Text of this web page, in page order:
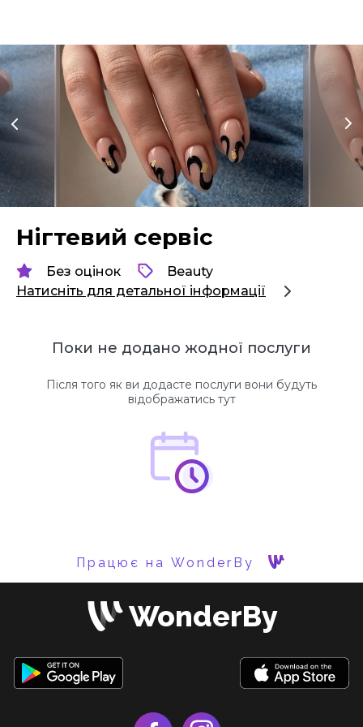
Нігтевий сервіс
Без оцінок
Beauty
Натисніть для детальної інформації
Поки не додано жодної послуги
Після того як ви додасте послуги вони будуть
відображатись тут
Працює на WonderBy
WonderBy